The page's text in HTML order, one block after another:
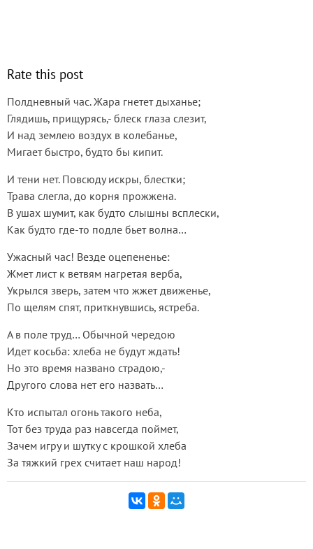
Rate this post
Полдневный час. Жара гнетет дыханье;
Глядишь, прищурясь,- блеск глаза слезит,
И над землею воздух в колебанье,
Мигает быстро, будто бы кипит.
И тени нет. Повсюду искры, блестки;
Трава слегла, до корня прожжена.
В ушах шумит, как будто слышны всплески,
Как будто где-то подле бьет волна…
Ужасный час! Везде оцепененье:
Жмет лист к ветвям нагретая верба,
Укрылся зверь, затем что жжет движенье,
По щелям спят, приткнувшись, ястреба.
А в поле труд… Обычной чередою
Идет косьба: хлеба не будут ждать!
Но это время названо страдою,-
Другого слова нет его назвать…
Кто испытал огонь такого неба,
Тот без труда раз навсегда поймет,
Зачем игру и шутку с крошкой хлеба
За тяжкий грех считает наш народ!